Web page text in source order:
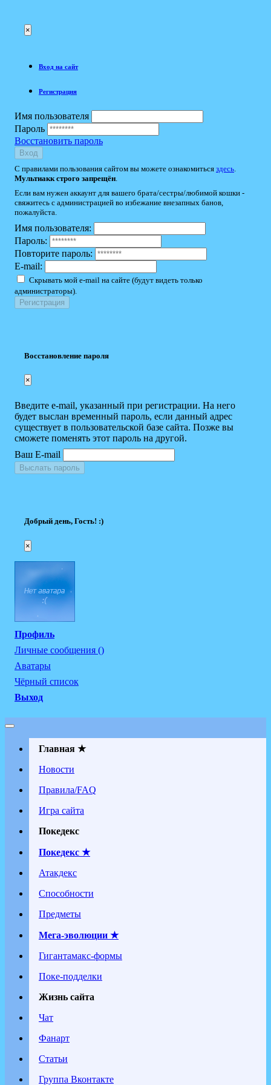
×
Вход на сайт
Регистрация
Имя пользователя
Пароль
Восстановить пароль
Вход
С правилами пользования сайтом вы можете ознакомиться здесь
Мультиакк строго запрещён
Если вам нужен аккаунт для вашего брата/сестры/любимой кошки -
свяжитесь с администрацией во избежание внезапных банов,
пожалуйста.
Имя пользователя:
Пароль:
Повторите пароль:
E-mail:
Скрывать мой e-mail на сайте (будут видеть только
администраторы).
Восстановление пароля
×
Введите e-mail, указанный при регистрации. На него
будет выслан временный пароль, если данный адрес
существует в пользовательской базе сайта. Позже вы
сможете поменять этот пароль на другой.
Ваш E-mail
Выслать пароль
Добрый день, Гость! :)
×
Профиль
Личные сообщения ()
Аватары
Чёрный список
Выход
Главная ★
Новости
Правила/FAQ
Игра сайта
Покедекс
Покедекс ★
Атакдекс
Способности
Предметы
Мега-эволюции ★
Гигантамакс-формы
Поке-подделки
Жизнь сайта
Чат
Фанарт
Статьи
Группа Вконтакте